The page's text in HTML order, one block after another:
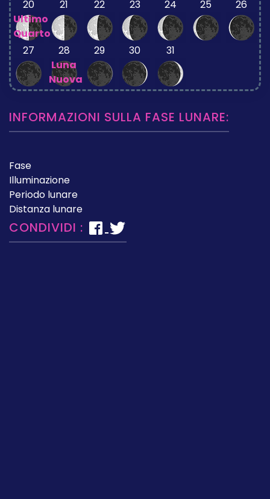
20
Ultimo
Quarto
21 22 23 24 25 26
27
28
Luna
Nuova
29 30 31
INFORMAZIONI SULLA FASE LUNARE:
Fase
Illuminazione
Periodo lunare
Distanza lunare
CONDIVIDI :